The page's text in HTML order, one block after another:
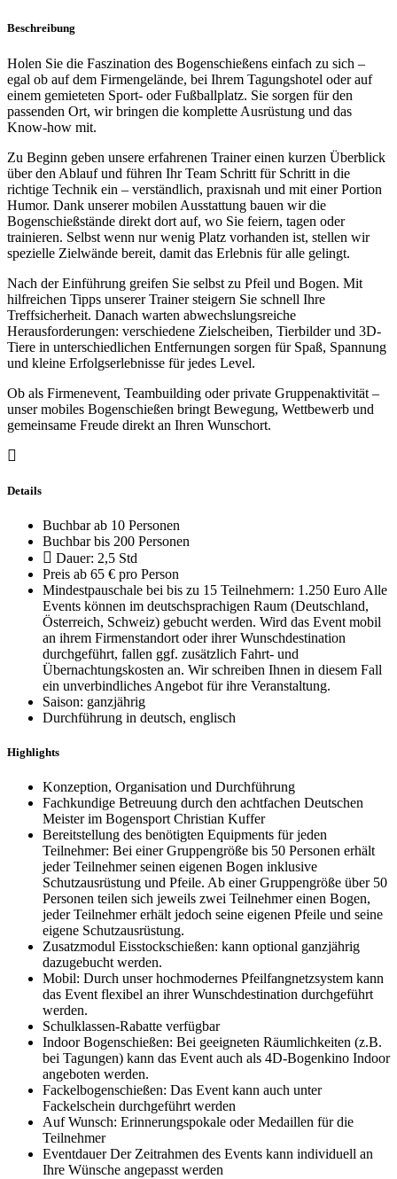
Beschreibung
Holen Sie die Faszination des Bogenschießens einfach zu sich –
egal ob auf dem Firmengelände, bei Ihrem Tagungshotel oder auf
einem gemieteten Sport- oder Fußballplatz. Sie sorgen für den
passenden Ort, wir bringen die komplette Ausrüstung und das
Know-how mit.
Zu Beginn geben unsere erfahrenen Trainer einen kurzen Überblick
über den Ablauf und führen Ihr Team Schritt für Schritt in die
richtige Technik ein – verständlich, praxisnah und mit einer Portion
Humor. Dank unserer mobilen Ausstattung bauen wir die
Bogenschießstände direkt dort auf, wo Sie feiern, tagen oder
trainieren. Selbst wenn nur wenig Platz vorhanden ist, stellen wir
spezielle Zielwände bereit, damit das Erlebnis für alle gelingt.
Nach der Einführung greifen Sie selbst zu Pfeil und Bogen. Mit
hilfreichen Tipps unserer Trainer steigern Sie schnell Ihre
Treffsicherheit. Danach warten abwechslungsreiche
Herausforderungen: verschiedene Zielscheiben, Tierbilder und 3D-
Tiere in unterschiedlichen Entfernungen sorgen für Spaß, Spannung
und kleine Erfolgserlebnisse für jedes Level.
Ob als Firmenevent, Teambuilding oder private Gruppenaktivität –
unser mobiles Bogenschießen bringt Bewegung, Wettbewerb und
gemeinsame Freude direkt an Ihren Wunschort.
Details
Buchbar ab 10 Personen
Buchbar bis 200 Personen
Dauer: 2,5 Std
Preis ab 65 € pro Person
Mindestpauschale bei bis zu 15 Teilnehmern: 1.250 Euro Alle
Events können im deutschsprachigen Raum (Deutschland,
Österreich, Schweiz) gebucht werden. Wird das Event mobil
an ihrem Firmenstandort oder ihrer Wunschdestination
durchgeführt, fallen ggf. zusätzlich Fahrt- und
Übernachtungskosten an. Wir schreiben Ihnen in diesem Fall
ein unverbindliches Angebot für ihre Veranstaltung.
Saison: ganzjährig
Durchführung in deutsch, englisch
Highlights
Konzeption, Organisation und Durchführung
Fachkundige Betreuung durch den achtfachen Deutschen
Meister im Bogensport Christian Kuffer
Bereitstellung des benötigten Equipments für jeden
Teilnehmer: Bei einer Gruppengröße bis 50 Personen erhält
jeder Teilnehmer seinen eigenen Bogen inklusive
Schutzausrüstung und Pfeile. Ab einer Gruppengröße über 50
Personen teilen sich jeweils zwei Teilnehmer einen Bogen,
jeder Teilnehmer erhält jedoch seine eigenen Pfeile und seine
eigene Schutzausrüstung.
Zusatzmodul Eisstockschießen: kann optional ganzjährig
dazugebucht werden.
Mobil: Durch unser hochmodernes Pfeilfangnetzsystem kann
das Event flexibel an ihrer Wunschdestination durchgeführt
werden.
Schulklassen-Rabatte verfügbar
Indoor Bogenschießen: Bei geeigneten Räumlichkeiten (z.B.
bei Tagungen) kann das Event auch als 4D-Bogenkino Indoor
angeboten werden.
Fackelbogenschießen: Das Event kann auch unter
Fackelschein durchgeführt werden
Auf Wunsch: Erinnerungspokale oder Medaillen für die
Teilnehmer
Eventdauer Der Zeitrahmen des Events kann individuell an
Ihre Wünsche angepasst werden